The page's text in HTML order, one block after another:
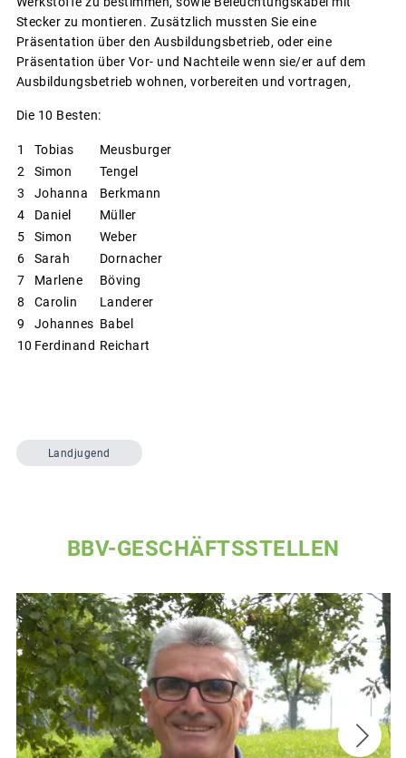
Stecker zu montieren. Zusätzlich mussten Sie eine
Präsentation über den Ausbildungsbetrieb, oder eine
Präsentation über Vor- und Nachteile wenn sie/er auf dem
Ausbildungsbetrieb wohnen, vorbereiten und vortragen,
Die 10 Besten:
1 Tobias
Meusburger
2
Simon
Tengel
3
Johanna
Berkmann
4
Daniel
Müller
5
Simon
Weber
6
Sarah
Dornacher
7
Marlene
Böving
8
Carolin
Landerer
9
Johannes Babel
10 Ferdinand Reichart
Landjugend
BBV-GESCHÄFTSSTELLEN